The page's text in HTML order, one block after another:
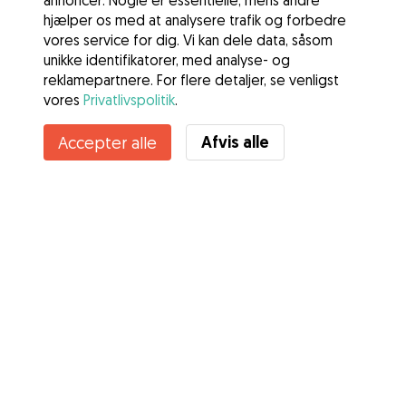
Kontakt Tina My
Kender du Gudogs fordele? Se mere
hjælper os med at analysere trafik og forbedre
vores service for dig. Vi kan dele data, såsom
unikke identifikatorer, med analyse- og
reklamepartnere. For flere detaljer, se venligst
vores Privatlivspolitik.
Accepter alle Afvis alle